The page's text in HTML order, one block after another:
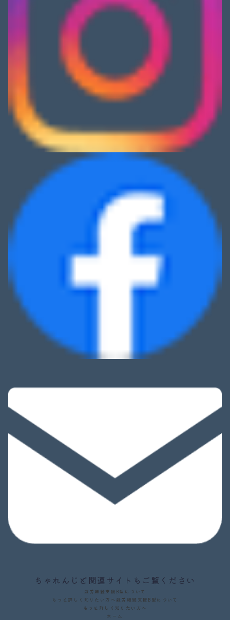
ちゃれんじど関連サイトもご覧ください
就労継続支援B型について
もっと詳しく知りたい方へ 就労継続支援B型について
もっと詳しく知りたい方へ
ホーム